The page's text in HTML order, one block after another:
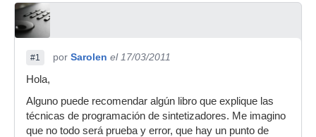
#1 por Sarolen el 17/03/2011
Hola,
Alguno puede recomendar algún libro que explique las
técnicas de programación de sintetizadores. Me imagino
que no todo será prueba y error, que hay un punto de